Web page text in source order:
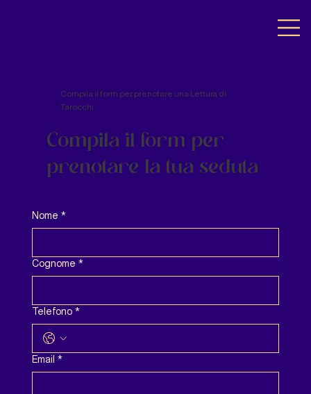
Compila il form per prenotare una Lettura di
Tarocchi
Compila il form per
prenotare la tua seduta
Nome *
Cognome *
Telefono *
Email *